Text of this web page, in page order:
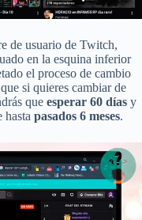
de usuario de Twitch,
en la esquina inferior
el proceso de cambio
si quieres cambiar de
que esperar 60 días y
hasta pasados 6 meses.